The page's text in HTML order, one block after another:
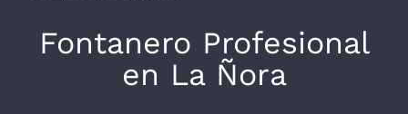
Fontanero Profesional
en La Ñora